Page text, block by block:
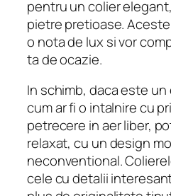
pentru un colier
pietre pretioase.
o nota de lux si vor
ta de ocazie.
In schimb, daca este
cum ar fi o intalnire cu
petrecere in aer liber,
relaxat, cu un design
neconventional.
cele cu detalii